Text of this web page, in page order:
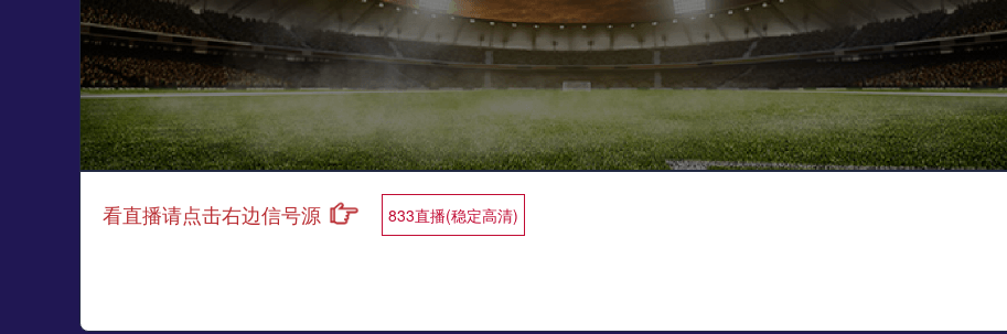
看直播请点击右边信号源 833直播(稳定高清)